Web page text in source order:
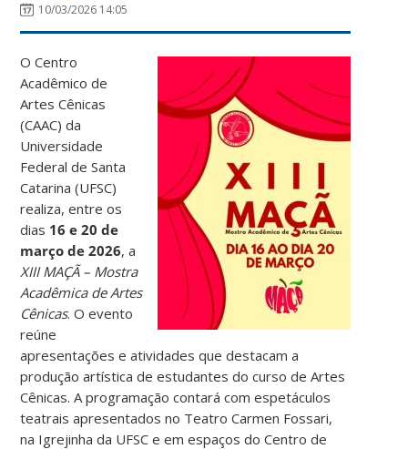
10/03/2026 14:05
O Centro
Acadêmico de
Artes Cênicas
(CAAC) da
Universidade
Federal de Santa
Catarina (UFSC)
realiza, entre os
dias 16 e 20 de
março de 2026, a
XIII MAÇÃ – Mostra
Acadêmica de Artes
Cênicas. O evento
reúne
apresentações e atividades que destacam a
produção artística de estudantes do curso de Artes
Cênicas.A programação contará com espetáculos
teatrais apresentados no Teatro Carmen Fossari,
na Igrejinha da UFSC e em espaços do Centro de